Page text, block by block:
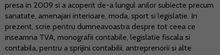
presa in 2009 si a acoperit de-a lungul anilor subiecte precum
sanatate, amenajari interioare, moda, sport si legislatie. In
prezent, scrie pentru dumneavoastra despre tot ceea ce
inseamna TVA, monografii contabile, legislatie fiscala si
contabila, pentru a sprijini contabilii, antreprenorii si alte